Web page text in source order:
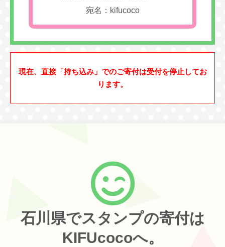
宛名：kifucoco
現在、直接「持ち込み」でのご寄付は受付を停止してお
ります。
石川県でスタンプの寄付は
KIFUcocoへ。